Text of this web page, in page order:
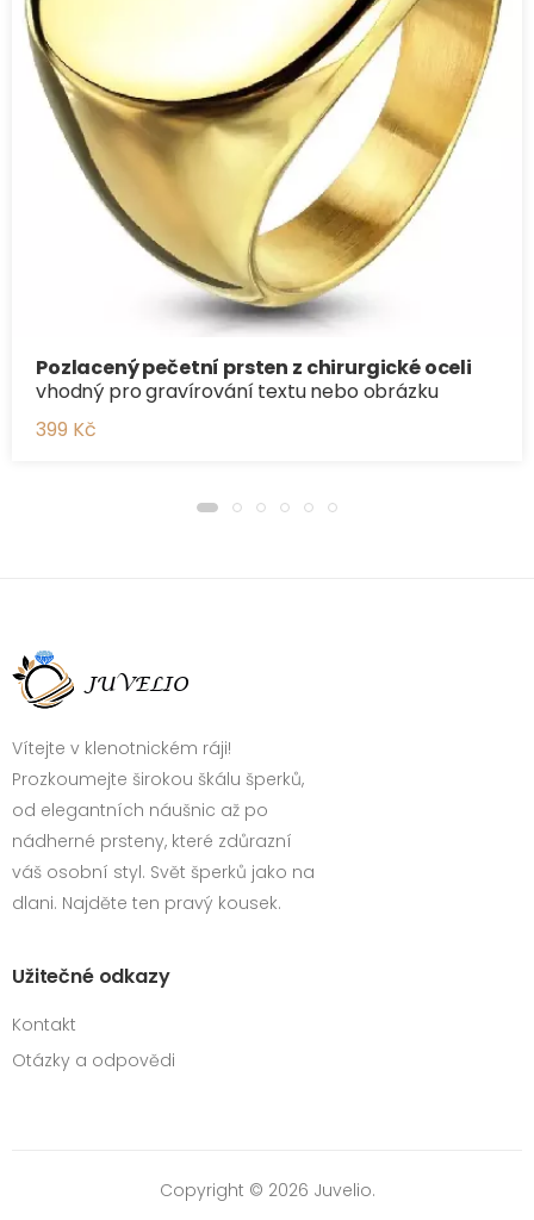
Pozlacený pečetní prsten z chirurgické oceli
vhodný pro gravírování textu nebo obrázku
399 Kč
Vítejte v klenotnickém ráji!
Prozkoumejte širokou škálu šperků,
od elegantních náušnic až po
nádherné prsteny, které zdůrazní
váš osobní styl. Svět šperků jako na
dlani. Najděte ten pravý kousek.
Užitečné odkazy
Kontakt
Otázky a odpovědi
Copyright © 2026 Juvelio.